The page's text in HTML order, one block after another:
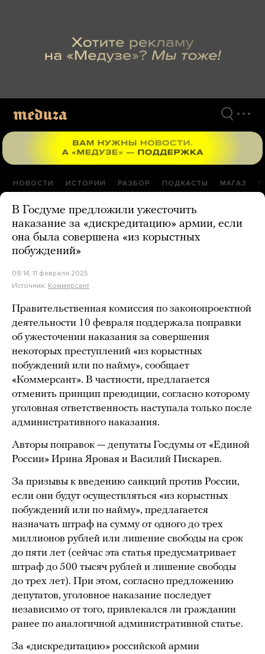
НОВОСТИ ИСТОРИИ РАЗБОР ПОДКАСТЫ МАГАЗ
В Госдуме предложили ужесточить
наказание за «дискредитацию» армии, если
она была совершена «из корыстных
побуждений»
08:14, 11 февраля 2025
Источник: Коммерсант
Правительственная комиссия по законопроектной
деятельности 10 февраля поддержала поправки
об ужесточении наказания за совершения
некоторых преступлений «из корыстных
побуждений или по найму», сообщает
«Коммерсант». В частности, предлагается
отменить принцип преюдиции, согласно которому
уголовная ответственность наступала только после
административного наказания.
Авторы поправок — депутаты Госдумы от «Единой
России» Ирина Яровая и Василий Пискарев.
За призывы к введению санкций против России,
если они будут осуществляться «из корыстных
побуждений или по найму», предлагается
назначать штраф на сумму от одного до трех
миллионов рублей или лишение свободы на срок
до пяти лет (сейчас эта статья предусматривает
штраф до 500 тысяч рублей и лишение свободы
до трех лет). При этом, согласно предложению
депутатов, уголовное наказание последует
независимо от того, привлекался ли гражданин
ранее по аналогичной административной статье.
За «дискредитацию» российской армии